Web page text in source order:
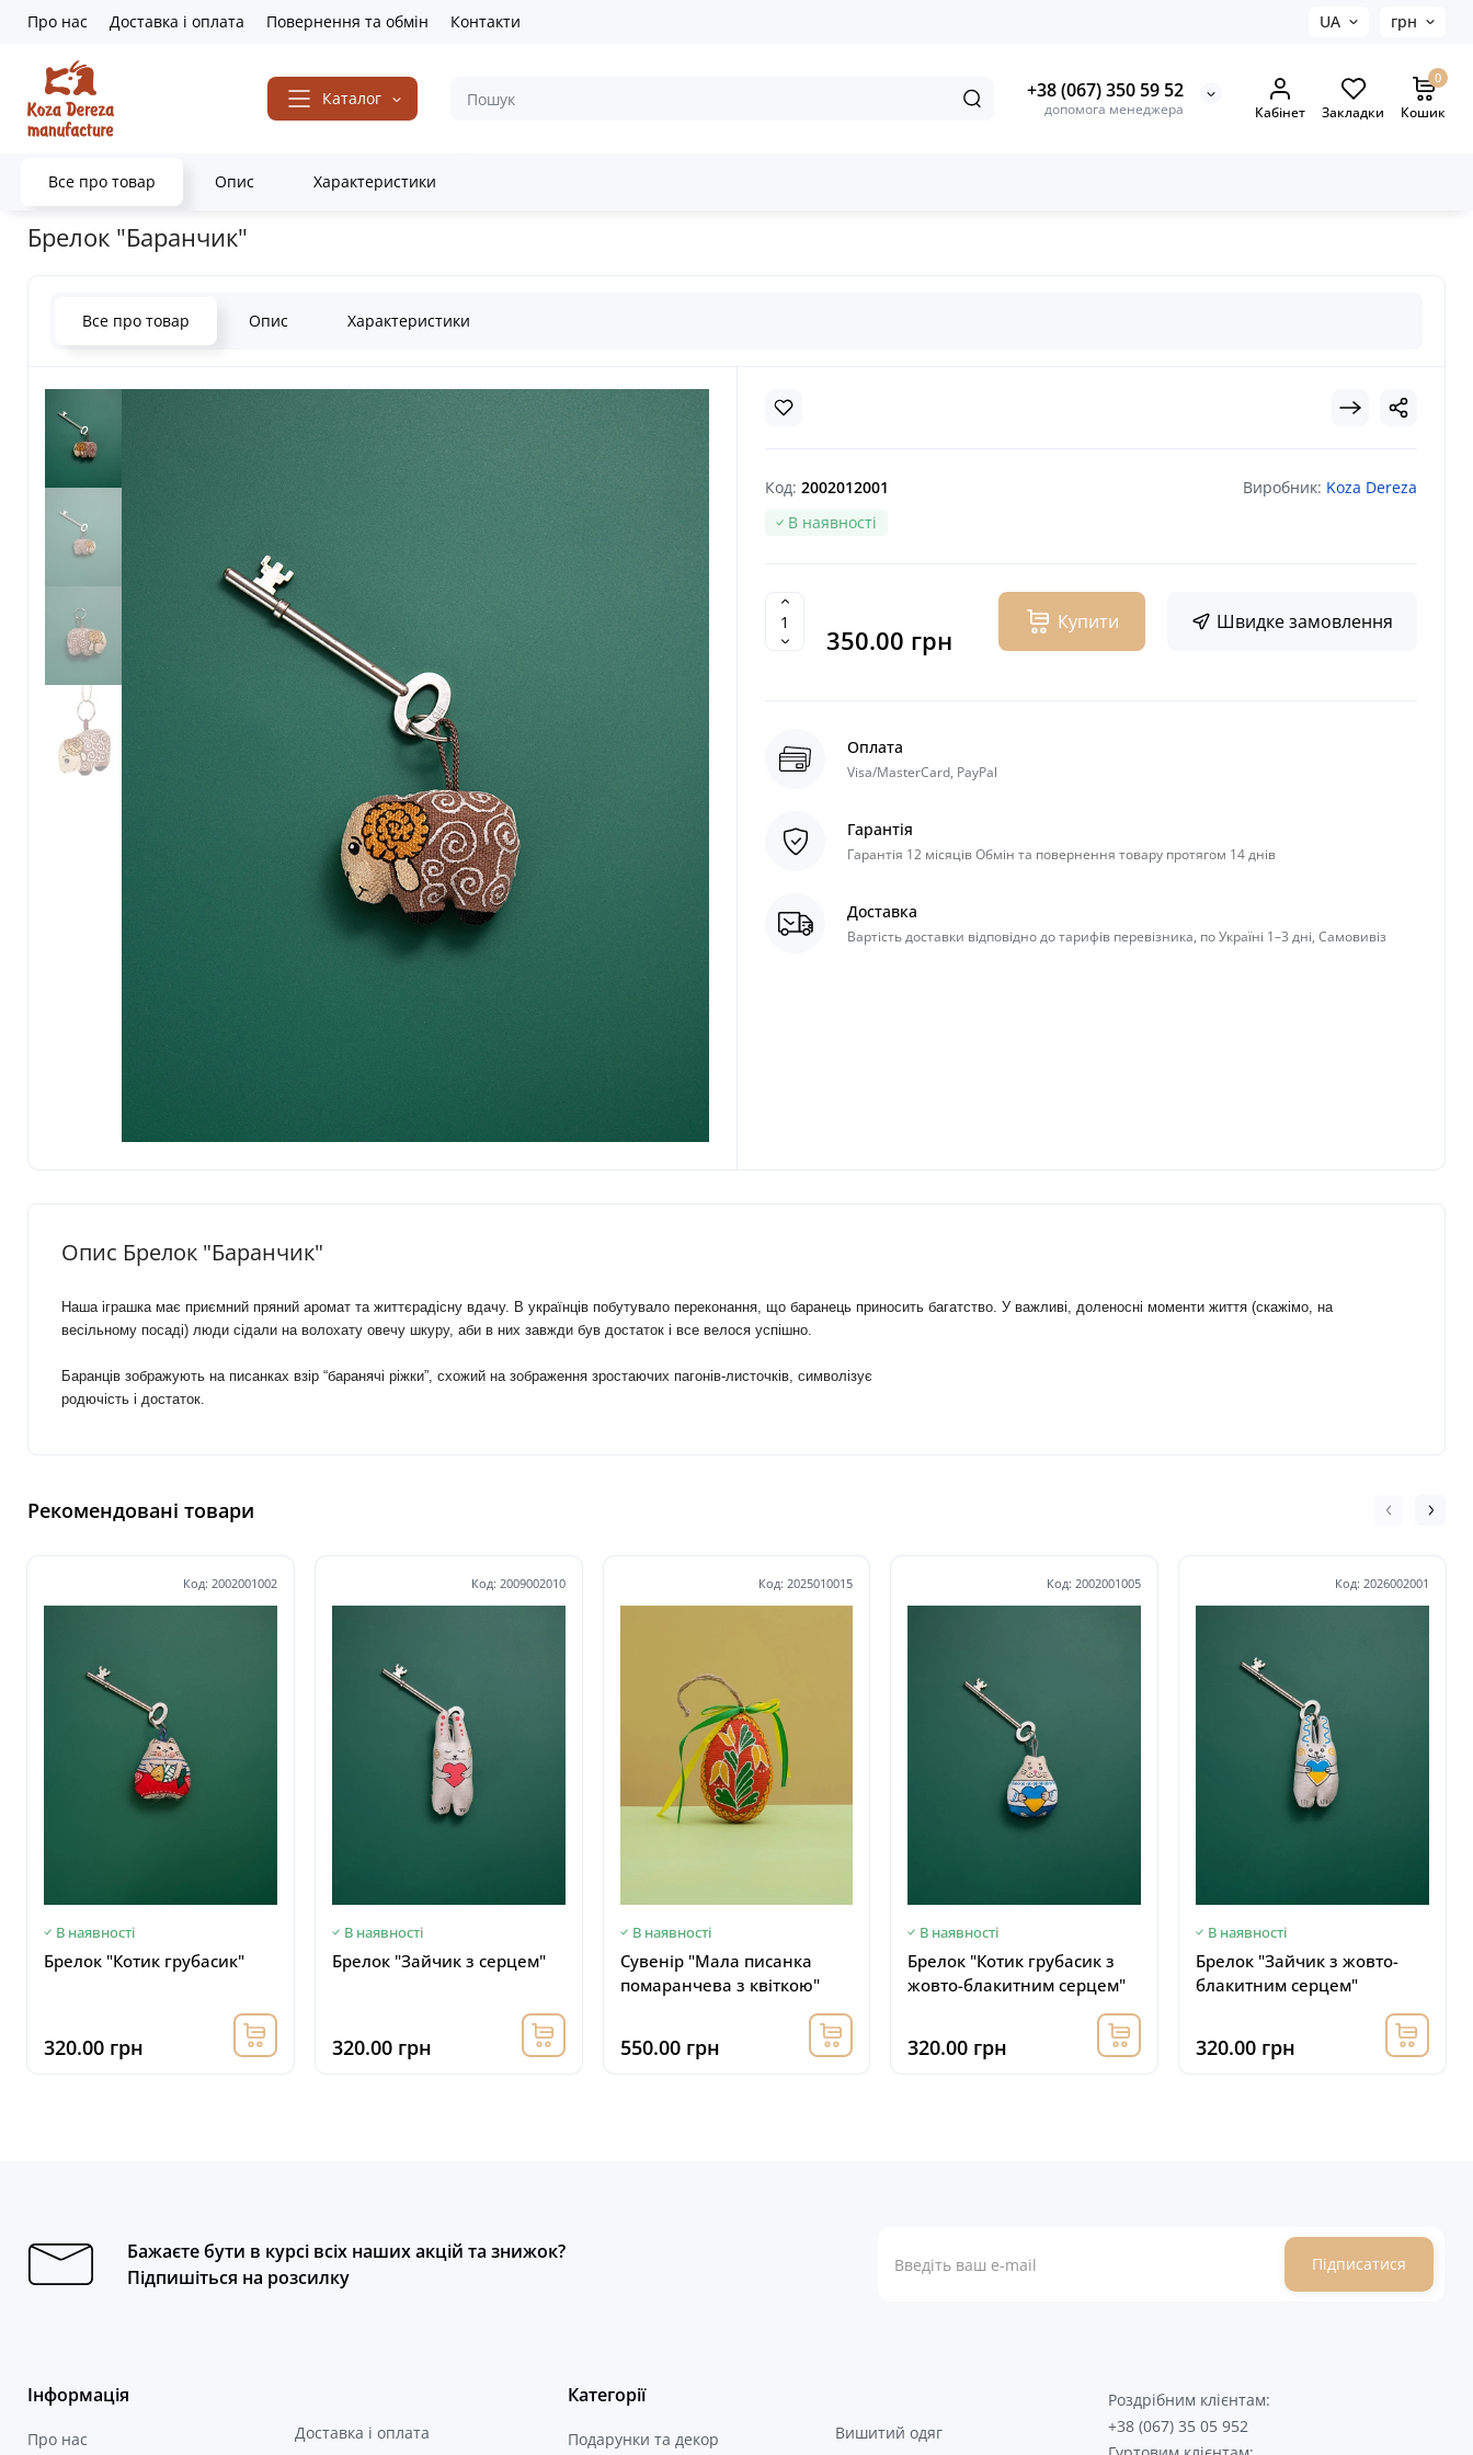
Про нас Доставка і оплата Повернення та обмін Контакти UA грн
Каталог +38 (067) 350 59 52
допомога менеджера Кабінет Закладки
0
Кошик
Все про товар Опис Характеристики
Головна Подарунки та декор Брелоки Брелок "Баранчик"
Брелок "Баранчик"
Все про товар Опис Характеристики
Код: 2002012001 Виробник: Koza Dereza
В наявності
350.00 грн
Купити Швидке замовлення
Оплата
Visa/MasterCard, PayPal
Гарантія
Гарантія 12 місяців Обмін та повернення товару протягом 14 днів
Доставка
Вартість доставки відповідно до тарифів перевізника, по Україні 1–3 дні, Самовивіз
Опис Брелок "Баранчик"
Наша іграшка має приємний пряний аромат та життєрадісну вдачу. В українців побутувало переконання, що баранець приносить багатство. У важливі, доленосні моменти життя (скажімо, на
весільному посаді) люди сідали на волохату овечу шкуру, аби в них завжди був достаток і все велося успішно.
Баранців зображують на писанках взір “баранячі ріжки”, схожий на зображення зростаючих пагонів-листочків, символізує
родючість і достаток.
Рекомендовані товари
Код: 2002001002
В наявності
Брелок "Котик грубасик"
320.00 грн
Код: 2009002010
В наявності
Брелок "Зайчик з серцем"
320.00 грн
Код: 2025010015
В наявності
Сувенір "Мала писанка
помаранчева з квіткою"
550.00 грн
Код: 2002001005
В наявності
Брелок "Котик грубасик з
жовто-блакитним серцем"
320.00 грн
Код: 2026002001
В наявності
Брелок "Зайчик з жовто-
блакитним серцем"
320.00 грн
Бажаєте бути в курсі всіх наших акцій та знижок?
Підпишіться на розсилку
Підписатися
Інформація
Про нас
Доставка і оплата
Категорії
Подарунки та декор
Вишитий одяг
Роздрібним клієнтам:
+38 (067) 35 05 952